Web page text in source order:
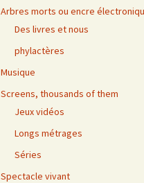
Arbres morts ou encre
Des livres et nous
phylactères
Musique
Screens, thousands of them
Jeux vidéos
Longs métrages
Séries
Spectacle vivant